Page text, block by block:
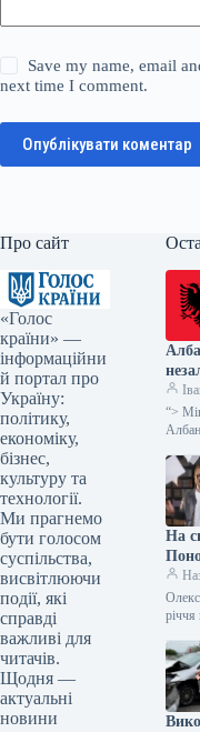
Save my name, email
next time I comment.
Опублікувати коментар
Про сайт
«Голос
країни» —
інформаційни
й портал про
Україну:
політику,
економіку,
бізнес,
культуру та
технології.
Ми прагнемо
бути голосом
суспільства,
висвітлюючи
події, які
справді
важливі для
читачів.
Щодня —
актуальні
новини
МЗС
“>
На
t.me/